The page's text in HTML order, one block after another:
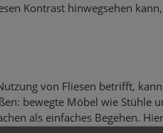
Kontrast hinwegsehen kann,
von Fliesen betrifft,
bewegte Möbel wie Stühle
als einfaches Begehen. Hier